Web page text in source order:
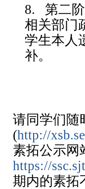
8.
第二
相关部门
学生本人
补。
请同学们随
(http://
素拓公示网
https://
期内的素拓